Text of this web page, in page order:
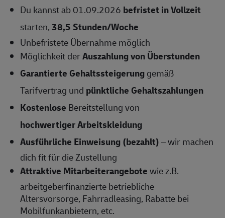
Du kannst ab 01.09.2026 befristet in Vollzeit
starten,38,5 Stunden/Woche
Unbefristete Übernahmemöglich
Möglichkeit derAuszahlung von Überstunden
Garantierte Gehaltssteigerunggemäß
Tarifvertrag und pünktliche Gehaltszahlungen
Kostenlose Bereitstellung von
hochwertiger Arbeitskleidung
Ausführliche Einweisung (bezahlt)– wir machen
dich fit für die Zustellung
Attraktive Mitarbeiterangebotewie z.B.
arbeitgeberfinanzierte betriebliche
Altersvorsorge, Fahrradleasing, Rabatte bei
Mobilfunkanbietern, etc.